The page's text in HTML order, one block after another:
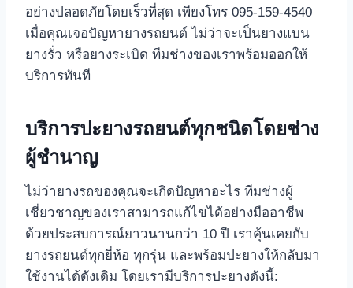
อย่างปลอดภัยโดยเร็วที่สุด เพียงโทร 095-159-4540
เมื่อคุณเจอปัญหายางรถยนต์ ไม่ว่าจะเป็นยางแบน
ยางรั่ว หรือยางระเบิด ทีมช่างของเราพร้อมออกให้
บริการทันที
บริการปะยางรถยนต์ทุกชนิดโดยช่าง
ผู้ชำนาญ
ไม่ว่ายางรถของคุณจะเกิดปัญหาอะไร ทีมช่างผู้
เชี่ยวชาญของเราสามารถแก้ไขได้อย่างมืออาชีพ
ด้วยประสบการณ์ยาวนานกว่า 10 ปี เราคุ้นเคยกับ
ยางรถยนต์ทุกยี่ห้อ ทุกรุ่น และพร้อมปะยางให้กลับมา
ใช้งานได้ดังเดิม โดยเรามีบริการปะยางดังนี้: